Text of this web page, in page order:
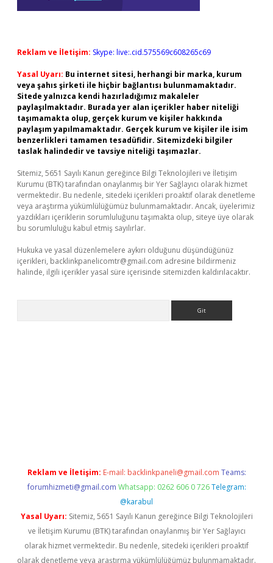
Reklam ve İletişim: Skype: live:.cid.575569c608265c69
Yasal Uyarı: Bu internet sitesi, herhangi bir marka, kurum
veya şahıs şirketi ile hiçbir bağlantısı bulunmamaktadır.
Sitede yalnızca kendi hazırladığımız makaleler
paylaşılmaktadır. Burada yer alan içerikler haber niteliği
taşımamakta olup, gerçek kurum ve kişiler hakkında
paylaşım yapılmamaktadır. Gerçek kurum ve kişiler ile isim
benzerlikleri tamamen tesadüfidir. Sitemizdeki bilgiler
taslak halindedir ve tavsiye niteliği taşımazlar.
Sitemiz, 5651 Sayılı Kanun gereğince Bilgi Teknolojileri ve İletişim
Kurumu (BTK) tarafından onaylanmış bir Yer Sağlayıcı olarak hizmet
vermektedir. Bu nedenle, sitedeki içerikleri proaktif olarak denetleme
veya araştırma yükümlülüğümüz bulunmamaktadır. Ancak, üyelerimiz
yazdıkları içeriklerin sorumluluğunu taşımakta olup, siteye üye olarak
bu sorumluluğu kabul etmiş sayılırlar.
Hukuka ve yasal düzenlemelere aykırı olduğunu düşündüğünüz
içerikleri, backlinkpanelicomtr@gmail.com adresine bildirmeniz
halinde, ilgili içerikler yasal süre içerisinde sitemizden kaldırılacaktır.
Reklam ve İletişim: E-mail: backlinkpaneli@gmail.com Teams:
forumhizmeti@gmail.com Whatsapp: 0262 606 0 726 Telegram:
@karabul
Yasal Uyarı: Sitemiz, 5651 Sayılı Kanun gereğince Bilgi Teknolojileri
ve İletişim Kurumu (BTK) tarafından onaylanmış bir Yer Sağlayıcı
olarak hizmet vermektedir. Bu nedenle, sitedeki içerikleri proaktif
olarak denetleme veya araştırma yükümlülüğümüz bulunmamaktadır.